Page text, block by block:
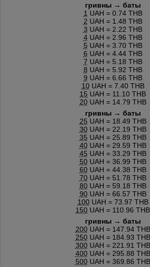
гривны → баты
1 UAH = 0.74 THB
2 UAH = 1.48 THB
3 UAH = 2.22 THB
4UAH = 2.96 THB
5 UAH = 3.70 THB
6 UAH = 4.44 THB
7 UAH = 5.18 THB
8 UAH = 5.92 THB
9 UAH = 6.66 THB
10UAH = 7.40 THB
15 UAH = 11.10 THB
20UAH = 14.79 THB
гривны → баты
25 UAH = 18.49 THB
30UAH = 22.19 THB
35 UAH = 25.89 THB
40UAH = 29.59 THB
45 UAH = 33.29 THB
50UAH = 36.99 THB
60UAH = 44.38 THB
70UAH = 51.78 THB
80UAH = 59.18 THB
90UAH = 66.57 THB
100UAH = 73.97 THB
150 UAH = 110.96 THB
гривны → баты
200UAH = 147.94 THB
250UAH = 184.93 THB
300UAH = 221.91 THB
400UAH = 295.88 THB
500UAH = 369.86 THB